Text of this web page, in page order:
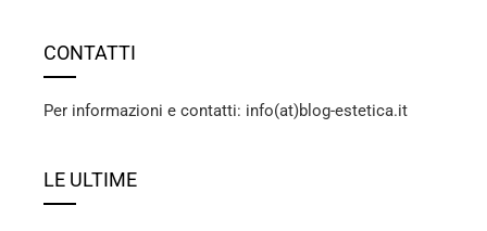
CONTATTI
Per informazioni e contatti: info(at)blog-estetica.it
LE ULTIME